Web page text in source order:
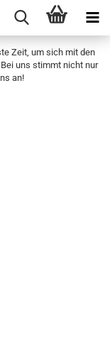
Zeit, um sich mit den
uns stimmt nicht nur
an!